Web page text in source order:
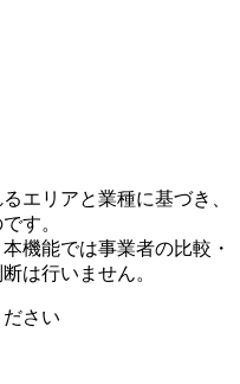
エリアと業種に基づき、
す。
機能では事業者の比較・
は行いません。
さい